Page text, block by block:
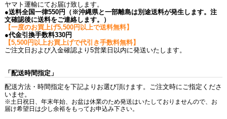
ヤマト運輸にてお届け致します。
●送料全国一律550円（※沖縄県と一部離島は別途送料が発生します。注
文確認後に送料をご連絡します。）
【一度のお買上げ5,500円以上で送料無料】
●代金引換手数料330円
【5,500円以上お買上げで代引き手数料無料】
ご注文日および入金確認より5営業日以内に発送いたします。
「配送時間指定」
配送方法・時間指定を下記よりお選び頂けます。ご注文時にご指定くださ
いませ。
※土日祝日、年末年始、お盆は休業のため発送はいたしておりませんので、お
届け希望日は少し余裕をもってお申込み下さい。